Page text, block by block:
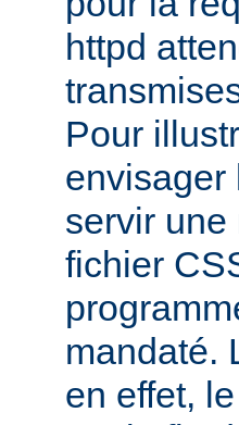
httpd
Pour
envisager
servir une
fichier
mandaté.
en effet,